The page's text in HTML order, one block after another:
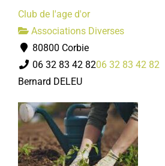
Club de l'age d'or
Associations Diverses
80800 Corbie
06 32 83 42 8206 32 83 42 82
Bernard DELEU